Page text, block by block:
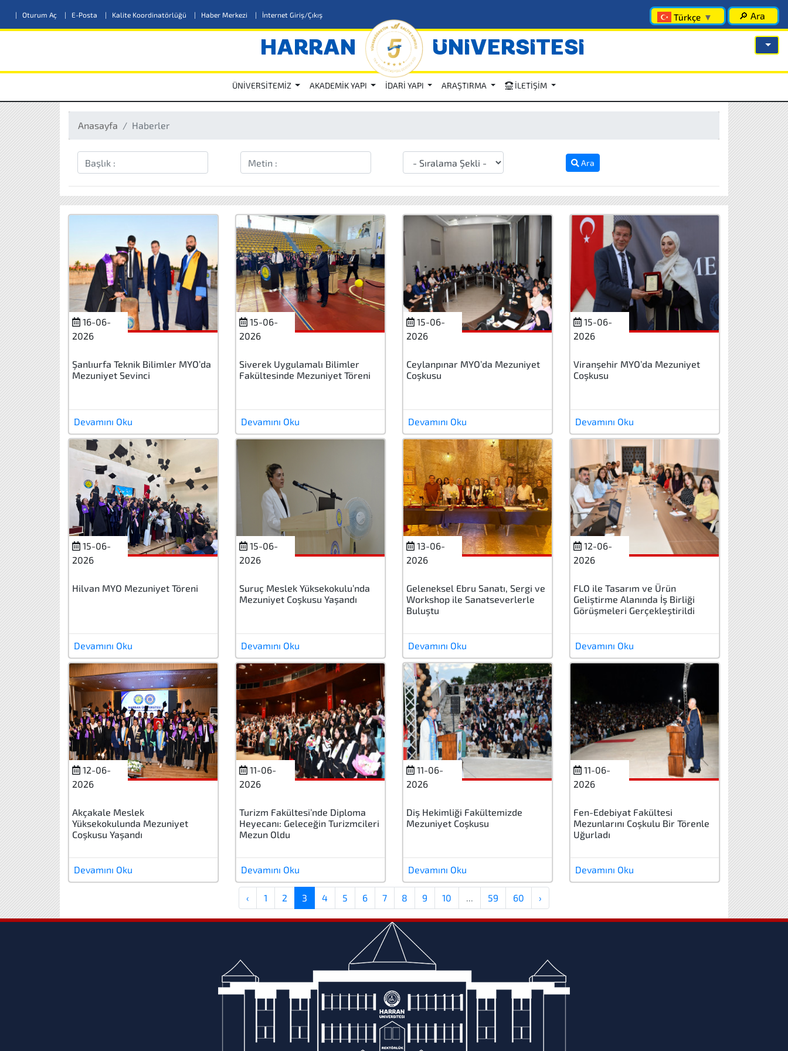
| Oturum Aç | E-Posta | Kalite Koordinatörlüğü | Haber Merkezi | İnternet Giriş/Çıkış 🔎 Ara
Türkçe ▼
HARRAN ÜNİVERSİTESİ
ÜNİVERSİTEMİZ AKADEMİK YAPI İDARİ YAPI ARAŞTIRMA İLETİŞİM
Anasayfa Haberler
Ara
16-06-
2026
Şanlıurfa Teknik Bilimler MYO’da
Mezuniyet Sevinci
Devamını Oku
15-06-
2026
Siverek Uygulamalı Bilimler
Fakültesinde Mezuniyet Töreni
Devamını Oku
15-06-
2026
Ceylanpınar MYO’da Mezuniyet
Coşkusu
Devamını Oku
15-06-
2026
Viranşehir MYO’da Mezuniyet
Coşkusu
Devamını Oku
15-06-
2026
Hilvan MYO Mezuniyet Töreni
Devamını Oku
15-06-
2026
Suruç Meslek Yüksekokulu’nda
Mezuniyet Coşkusu Yaşandı
Devamını Oku
13-06-
2026
Geleneksel Ebru Sanatı, Sergi ve
Workshop ile Sanatseverlerle
Buluştu
Devamını Oku
12-06-
2026
FLO ile Tasarım ve Ürün
Geliştirme Alanında İş Birliği
Görüşmeleri Gerçekleştirildi
Devamını Oku
12-06-
2026
Akçakale Meslek
Yüksekokulunda Mezuniyet
Coşkusu Yaşandı
Devamını Oku
11-06-
2026
Turizm Fakültesi’nde Diploma
Heyecanı: Geleceğin Turizmcileri
Mezun Oldu
Devamını Oku
11-06-
2026
Diş Hekimliği Fakültemizde
Mezuniyet Coşkusu
Devamını Oku
11-06-
2026
Fen-Edebiyat Fakültesi
Mezunlarını Coşkulu Bir Törenle
Uğurladı
Devamını Oku
‹ 1 2 3 4 5 6 7 8 9 10 59 60 ›